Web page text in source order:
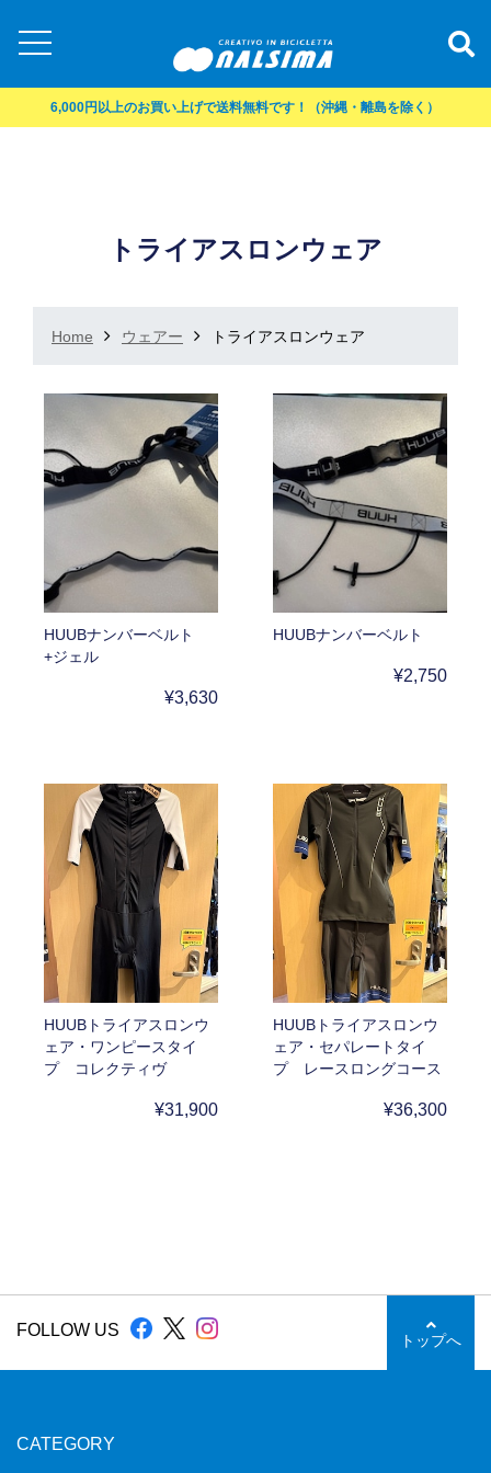
6,000円以上のお買い上げで送料無料です！（沖縄・離島を除く）
トライアスロンウェア
Home ウェアー トライアスロンウェア
HUUBナンバーベルト
+ジェル
¥3,630
HUUBナンバーベルト
¥2,750
HUUBトライアスロンウ
ェア・ワンピースタイ
プ コレクティヴ
¥31,900
HUUBトライアスロンウ
ェア・セパレートタイ
プ レースロングコース
¥36,300
FOLLOW US
トップへ
CATEGORY